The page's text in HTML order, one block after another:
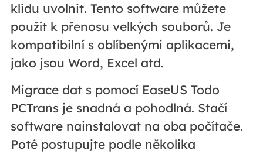
klidu uvolnit. Tento software můžete
použít k přenosu velkých souborů. Je
kompatibilní s oblíbenými aplikacemi,
jako jsou Word, Excel atd.
Migrace dat s pomocí EaseUS Todo
PCTrans je snadná a pohodlná. Stačí
software nainstalovat na oba počítače.
Poté postupujte podle několika